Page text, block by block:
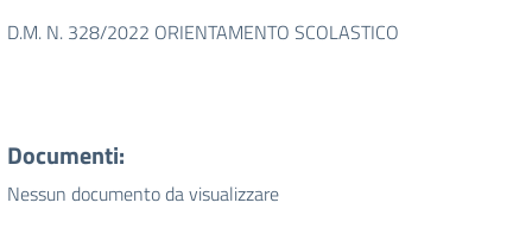
D.M. N. 328/2022 ORIENTAMENTO SCOLASTICO
Documenti:
Nessun documento da visualizzare